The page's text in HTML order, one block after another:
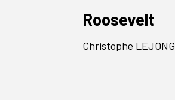
Roosevelt
Christophe LEJONG